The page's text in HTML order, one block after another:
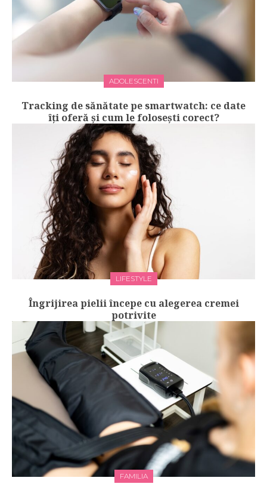
ADOLESCENTI
Tracking de sănătate pe smartwatch: ce date
îți oferă și cum le folosești corect?
LIFESTYLE
Îngrijirea pielii începe cu alegerea cremei
potrivite
FAMILIA